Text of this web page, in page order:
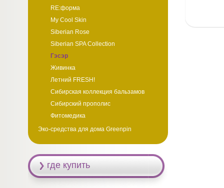
RE:форма
My Cool Skin
Siberian Rose
Siberian SPA Collection
Гэсэр
Живинка
Летний FRESH!
Сибирская коллекция бальзамов
Сибирский прополис
Фитомедика
Эко-средства для дома Greenpin
где купить